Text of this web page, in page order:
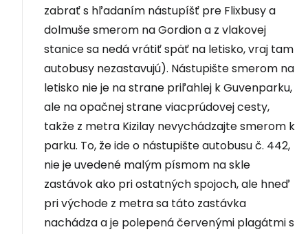
zabrať s hľadaním nástupíšť pre Flixbusy a
dolmuše smerom na Gordion a z vlakovej
stanice sa nedá vrátiť späť na letisko, vraj tam
autobusy nezastavujú). Nástupište smerom na
letisko nie je na strane priľahlej k Guvenparku,
ale na opačnej strane viacprúdovej cesty,
takže z metra Kizilay nevychádzajte smerom k
parku. To, že ide o nástupište autobusu č. 442,
nie je uvedené malým písmom na skle
zastávok ako pri ostatných spojoch, ale hneď
pri východe z metra sa táto zastávka
nachádza a je polepená červenými plagátmi s